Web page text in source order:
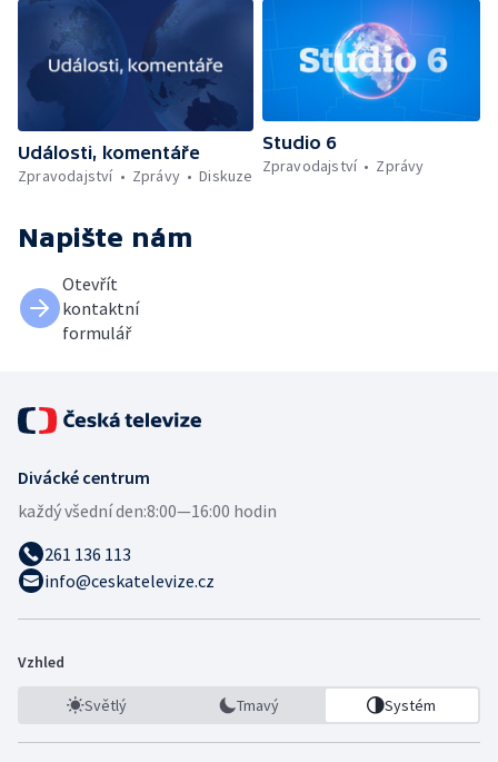
Události, komentáře
Zpravodajství
Zprávy Diskuze
Studio 6
Zpravodajství
Zprávy
Napište nám
Otevřít
kontaktní
formulář
Divácké centrum
každý všední den:8:00—16:00 hodin
261 136 113
info@ceskatelevize.cz
Vzhled
Světlý Tmavý Systém